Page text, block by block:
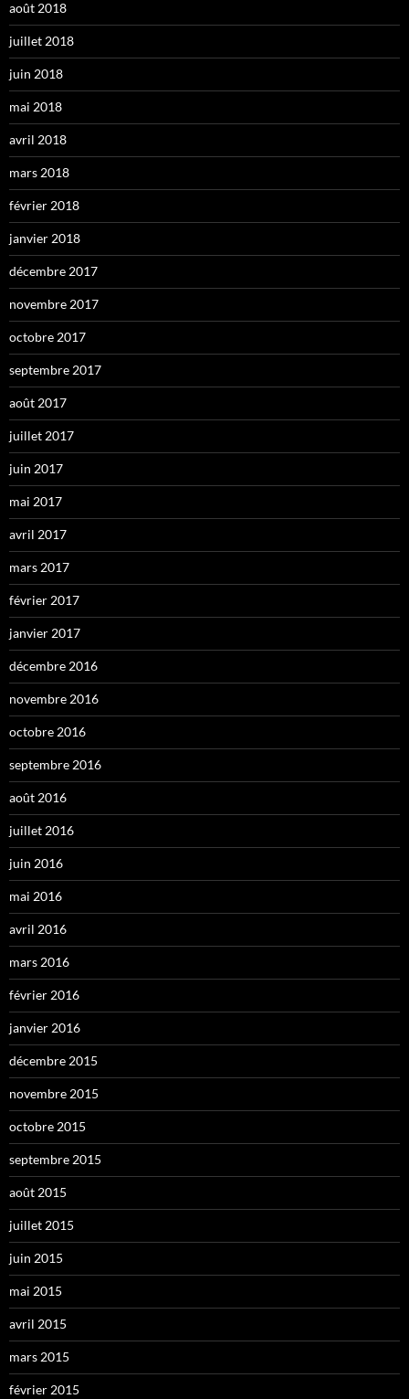
août 2018
juillet 2018
juin 2018
mai 2018
avril 2018
mars 2018
février 2018
janvier 2018
décembre 2017
novembre 2017
octobre 2017
septembre 2017
août 2017
juillet 2017
juin 2017
mai 2017
avril 2017
mars 2017
février 2017
janvier 2017
décembre 2016
novembre 2016
octobre 2016
septembre 2016
août 2016
juillet 2016
juin 2016
mai 2016
avril 2016
mars 2016
février 2016
janvier 2016
décembre 2015
novembre 2015
octobre 2015
septembre 2015
août 2015
juillet 2015
juin 2015
mai 2015
avril 2015
mars 2015
février 2015